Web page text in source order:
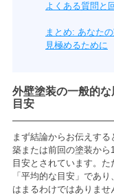
よくある質問と
まとめ: あなた
見極めるために
外壁塗装の一般的
目安
まず結論からお伝えす
築または前回の塗装か
目安とされています。
「平均的な目安」であ
はまるわけではありませ